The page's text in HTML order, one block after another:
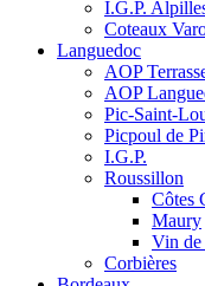
I.G.P.
Coteaux
Languedoc
AOP
AOP
Pic-Saint-
Picpoul de
I.G.P.
Roussillon
Côtes
Maury
Vin de
Corbières